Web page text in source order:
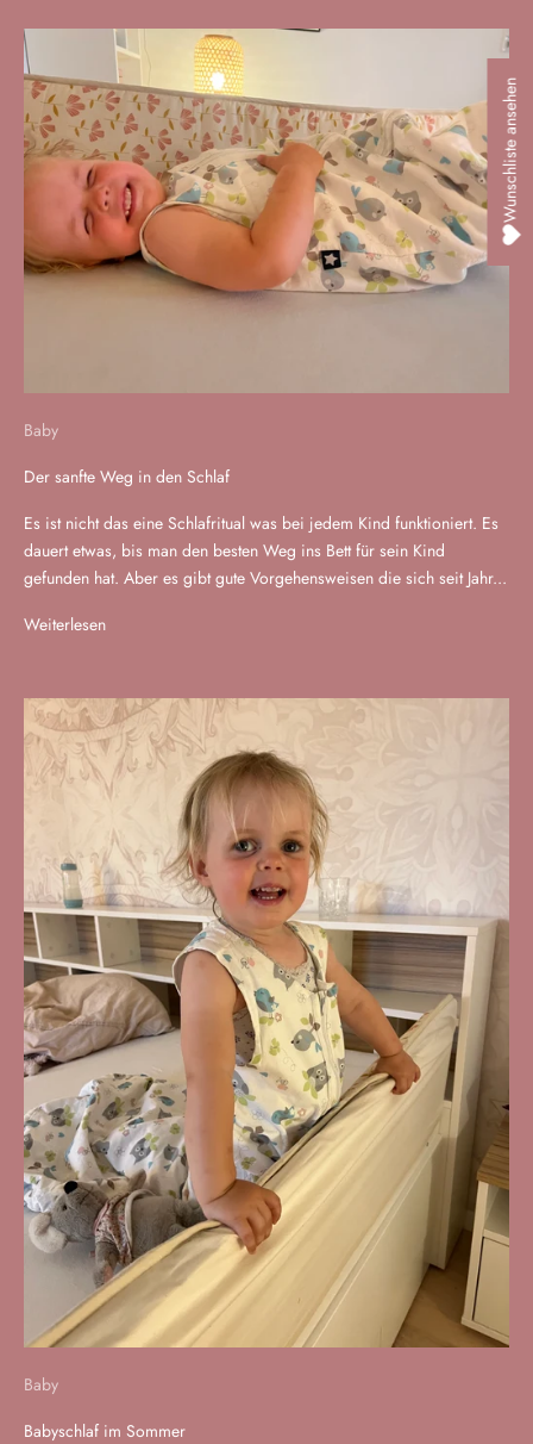
Baby
Der sanfte Weg in den Schlaf
Es ist nicht das eine Schlafritual was bei jedem Kind funktioniert. Es
dauert etwas, bis man den besten Weg ins Bett für sein Kind
gefunden hat. Aber es gibt gute Vorgehensweisen die sich seit Jahr...
Weiterlesen
Baby
Babyschlaf im Sommer
Wunschliste ansehen